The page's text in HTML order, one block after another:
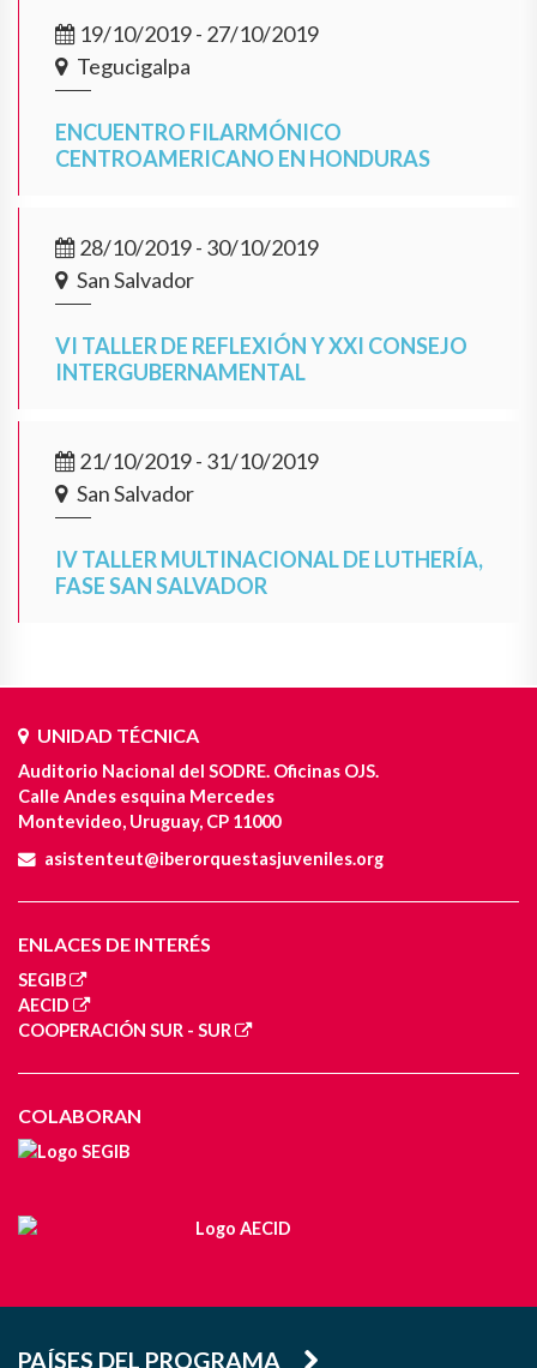
19/10/2019 - 27/10/2019
Tegucigalpa
ENCUENTRO FILARMÓNICO
CENTROAMERICANO EN HONDURAS
28/10/2019 - 30/10/2019
San Salvador
VI TALLER DE REFLEXIÓN Y XXI CONSEJO
INTERGUBERNAMENTAL
21/10/2019 - 31/10/2019
San Salvador
IV TALLER MULTINACIONAL DE LUTHERÍA,
FASE SAN SALVADOR
UNIDAD TÉCNICA
Auditorio Nacional del SODRE. Oficinas OJS.
Calle Andes esquina Mercedes
Montevideo, Uruguay, CP 11000
asistenteut@iberorquestasjuveniles.org
ENLACES DE INTERÉS
SEGIB
AECID
COOPERACIÓN SUR - SUR
COLABORAN
PAÍSES DEL PROGRAMA